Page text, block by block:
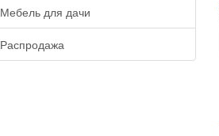
Мебель для дачи
Распродажа